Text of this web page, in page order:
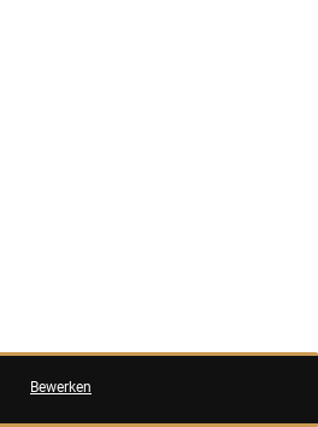
Bewerken